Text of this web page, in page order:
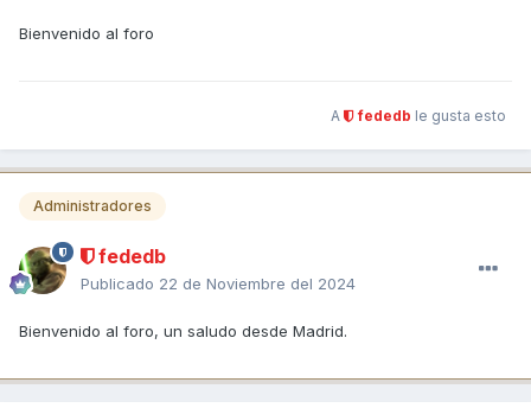
Bienvenido al foro
A fededb le gusta esto
Administradores
fededb
Publicado 22 de Noviembre del 2024
Bienvenido al foro, un saludo desde Madrid.